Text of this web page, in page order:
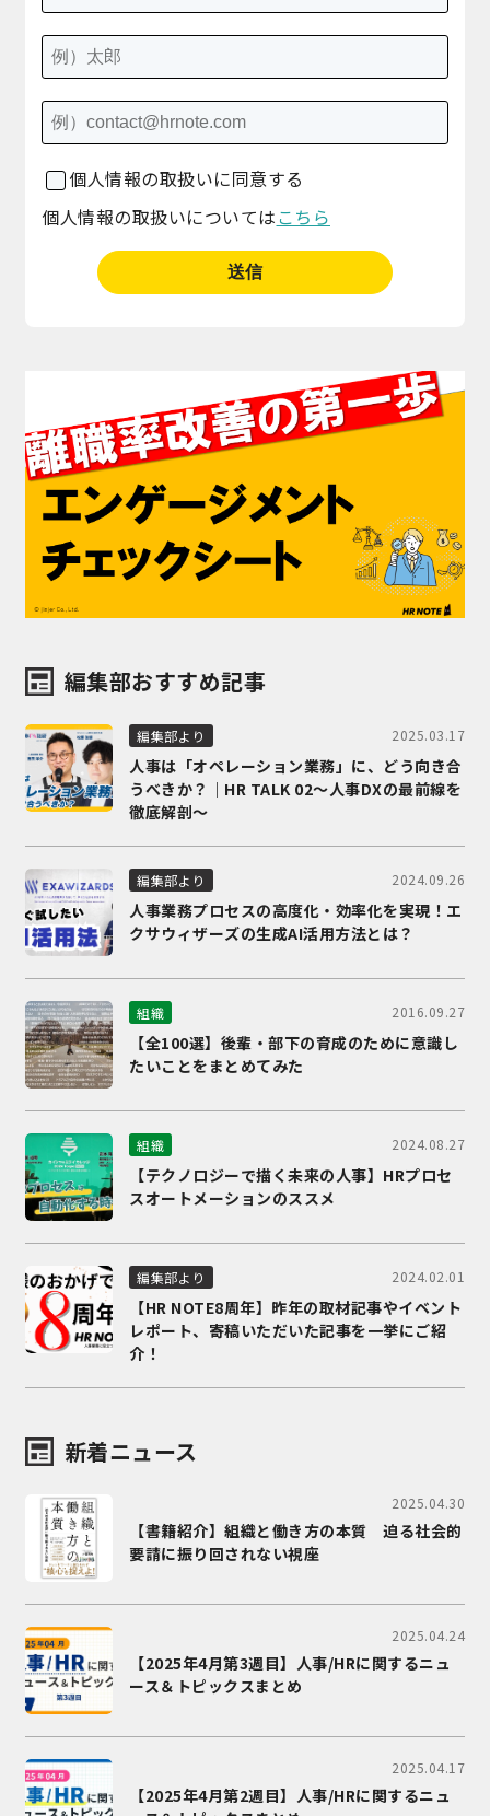
個人情報の取扱いに同意する
個人情報の取扱いについては こちら
編集部おすすめ記事
編集部より 2025.03.17
人事は「オペレーション業務」に、どう向き合
うべきか？｜HR TALK 02～人事DXの最前線を
徹底解剖～
編集部より 2024.09.26
人事業務プロセスの高度化・効率化を実現！エ
クサウィザーズの生成AI活用方法とは？
組織 2016.09.27
【全100選】後輩・部下の育成のために意識し
たいことをまとめてみた
組織 2024.08.27
【テクノロジーで描く未来の人事】HRプロセ
スオートメーションのススメ
編集部より 2024.02.01
【HR NOTE8周年】昨年の取材記事やイベント
レポート、寄稿いただいた記事を一挙にご紹
介！
新着ニュース
2025.04.30
【書籍紹介】組織と働き方の本質 迫る社会的
要請に振り回されない視座
2025.04.24
【2025年4月第3週目】人事/HRに関するニュ
ース＆トピックスまとめ
2025.04.17
【2025年4月第2週目】人事/HRに関するニュ